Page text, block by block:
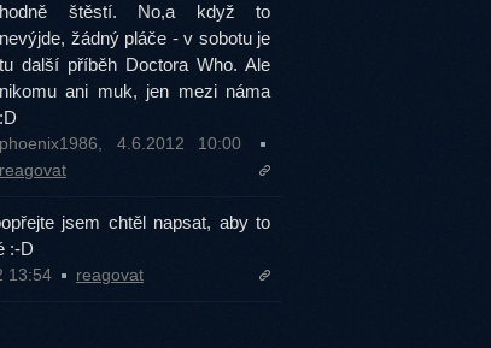
hodně štěstí. No,a když to
nevýjde, žádný pláče - v sobotu je
tu další příběh Doctora Who. Ale
nikomu ani muk, jen mezi náma
:D
phoenix1986, 4.6.2012 10:00
reagovat
jsem chtěl napsat, aby to
:-D
13:54 reagovat